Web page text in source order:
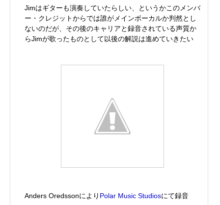
Jimはギターも演奏していたらしい、というかこのメンバ
ー・クレジットからでは誰がメインボーカルか判然とし
ないのだが、その後のキャリアと録音されている声質か
らJimが歌ったものとして以後の解説は進めていきたい
Anders Oredssonにより Polar Music Studiosにて録音